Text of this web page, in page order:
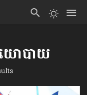
យោបាយ